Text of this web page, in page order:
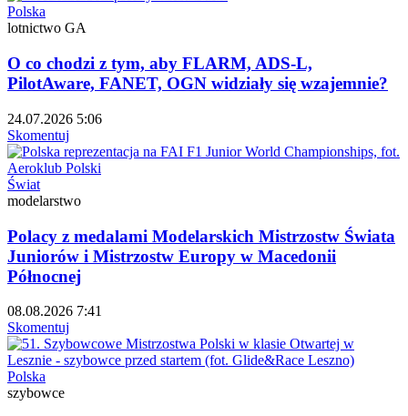
Polska
lotnictwo GA
O co chodzi z tym, aby FLARM, ADS-L,
PilotAware, FANET, OGN widziały się wzajemnie?
24.07.2026 5:06
Skomentuj
Świat
modelarstwo
Polacy z medalami Modelarskich Mistrzostw Świata
Juniorów i Mistrzostw Europy w Macedonii
Północnej
08.08.2026 7:41
Skomentuj
Polska
szybowce